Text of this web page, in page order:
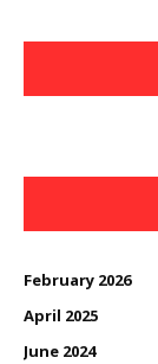
February 2026
April 2025
June 2024